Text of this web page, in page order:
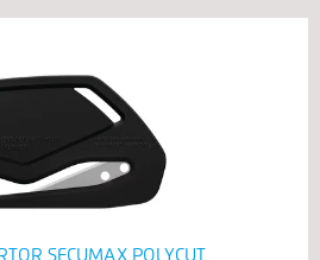
SECUMAX POLYCUT